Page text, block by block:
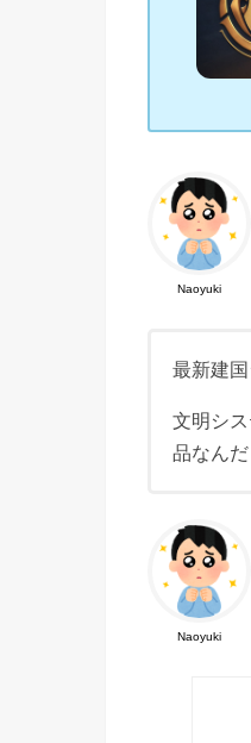
Naoyuki
最新建
文明シ
品なんだ
Naoyuki